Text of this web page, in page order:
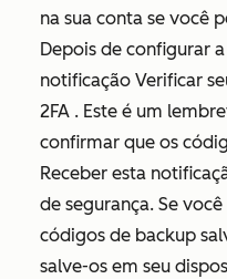
na sua conta se você
Depois de configurar
notificação Verificar
2FA . Este é um
confirmar que os
Receber esta
de segurança. Se
códigos de backup
salve-os em seu